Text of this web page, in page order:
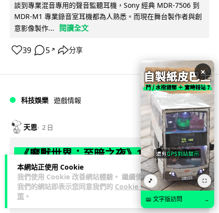
本網站正使用 Cookie
我們使用 Cookie 改善網站體驗。 繼續使用
我們的網站即表示您同意我們的 Cookie 政
策 。
談到專業混音專用的聲音監聽耳機，Sony 經典 MDR-7506 到
MDR-M1 專業錄音室耳機都為人熟悉。而現在舞台製作者與創
意影像製作...
閱讀全文
39 5 ↗ 分享
科技娛樂 遊戲情報
天恩 2 日
《魔獸世界：至暗之夜》12.1 「烏拉特
克的詛咒」專訪：巢穴不為提高世界首
領門檻而設 《諸王之眠》縮短約 10 分
鐘
×
🎵 ⛶
📖 文字版訪問 →